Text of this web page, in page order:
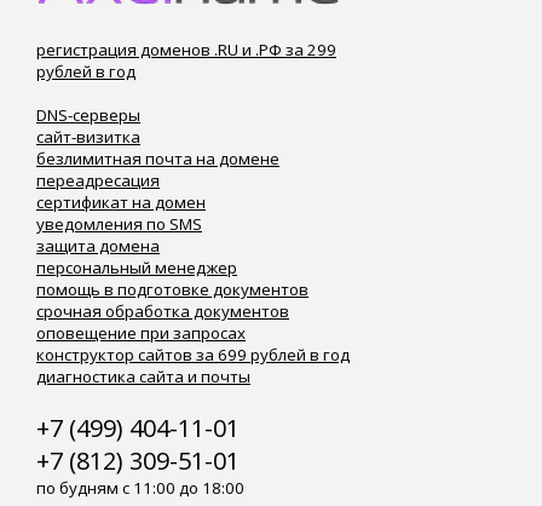
регистрация доменов .RU и .РФ за 299
рублей в год
DNS-серверы
сайт-визитка
безлимитная почта на домене
переадресация
сертификат на домен
уведомления по SMS
защита домена
персональный менеджер
помощь в подготовке документов
срочная обработка документов
оповещение при запросах
конструктор сайтов за 699 рублей в год
диагностика сайта и почты
+7 (499) 404-11-01
+7 (812) 309-51-01
по будням с 11:00 до 18:00